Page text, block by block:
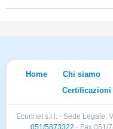
Home Chi siamo
Certificazioni
Econnet s.r.l. · Sede Legale:
051/5873322 · Fax 051/